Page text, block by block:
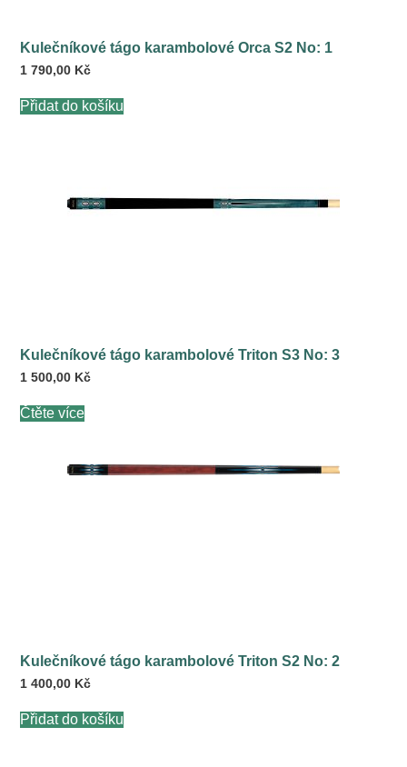
Kulečníkové tágo karambolové Orca S2 No: 1
1 790,00 Kč
Přidat do košíku
Kulečníkové tágo karambolové Triton S3 No: 3
1 500,00 Kč
Čtěte více
Kulečníkové tágo karambolové Triton S2 No: 2
1 400,00 Kč
Přidat do košíku